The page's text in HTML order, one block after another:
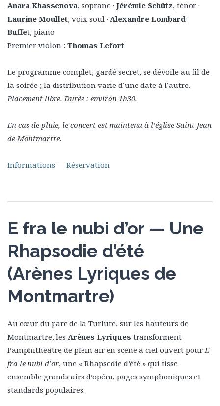
Anara Khassenova, soprano · Jérémie Schütz, ténor ·
Laurine Moullet, voix soul · Alexandre Lombard-
Buffet, piano
Premier violon : Thomas Lefort
Le programme complet, gardé secret, se dévoile au fil de
la soirée ; la distribution varie d’une date à l’autre.
Placement libre. Durée : environ 1h30.
En cas de pluie, le concert est maintenu à l’église Saint-Jean
de Montmartre.
Informations — Réservation
E fra le nubi d’or — Une
Rhapsodie d’été
(Arènes Lyriques de
Montmartre)
Au cœur du parc de la Turlure, sur les hauteurs de
Montmartre, les Arènes Lyriques transforment
l’amphithéâtre de plein air en scène à ciel ouvert pourE
fra le nubi d’or, une « Rhapsodie d’été » qui tisse
ensemble grands airs d’opéra, pages symphoniques et
standards populaires.